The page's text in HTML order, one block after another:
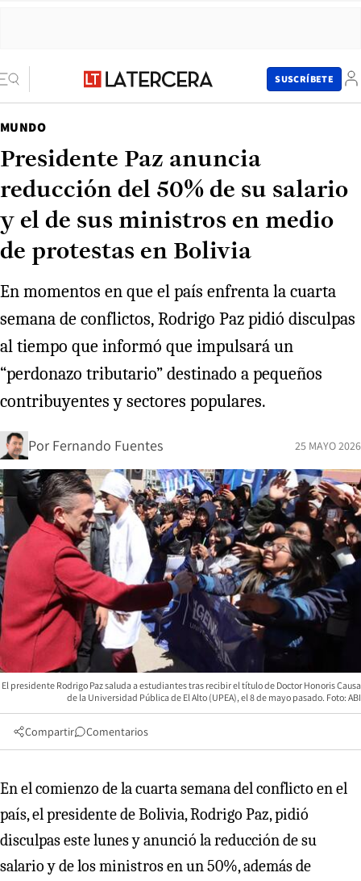
SUSCRÍBETE
MUNDO
Presidente Paz anuncia
reducción del 50% de su salario
y el de sus ministros en medio
de protestas en Bolivia
En momentos en que el país enfrenta la cuarta
semana de conflictos, Rodrigo Paz pidió disculpas
al tiempo que informó que impulsará un
“perdonazo tributario” destinado a pequeños
contribuyentes y sectores populares.
Por Fernando Fuentes 25 MAYO 2026
El presidente Rodrigo Paz saluda a estudiantes tras recibir el título de Doctor Honoris Causa
de la Universidad Pública de El Alto (UPEA), el 8 de mayo pasado. Foto: ABI
Compartir Comentarios
En el comienzo de la cuarta semana del conflicto en el
país, el presidente de Bolivia, Rodrigo Paz, pidió
disculpas este lunes y anunció la reducción de su
salario y de los ministros en un 50%, además de